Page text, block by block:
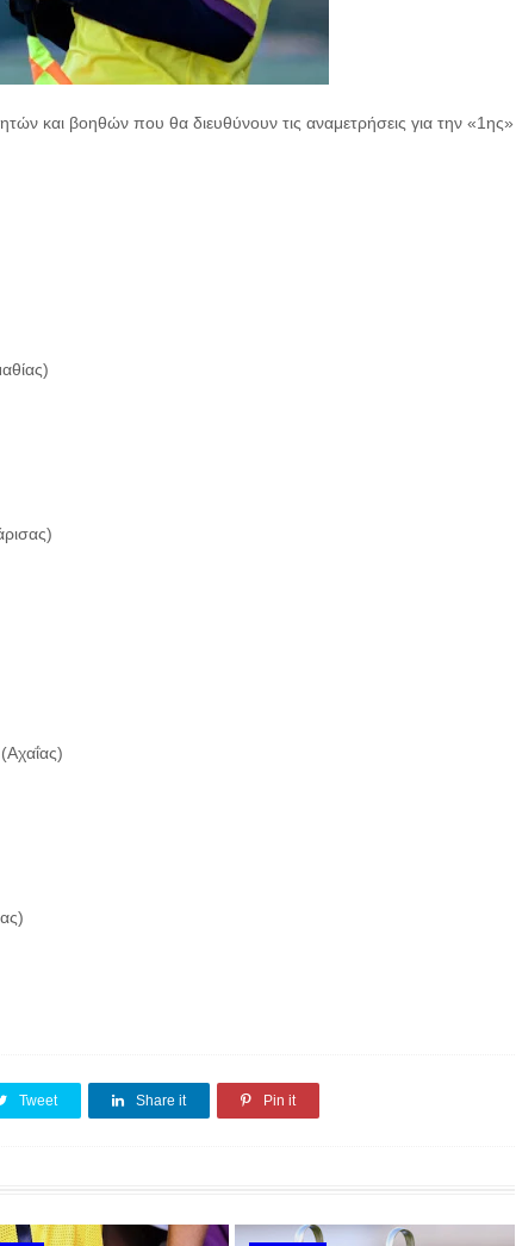
και βοηθών που θα διευθύνουν τις αναμετρήσεις για την «1ης»
Tweet Share it Pin it